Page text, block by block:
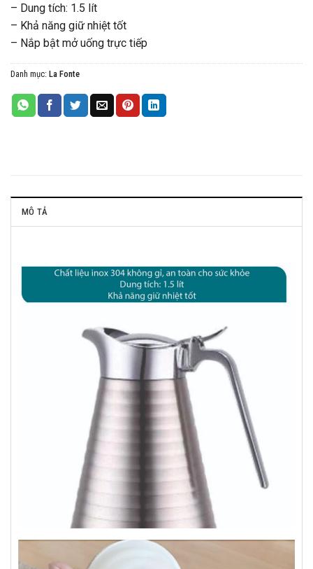
– Dung tích: 1.5 lít
– Khả năng giữ nhiệt tốt
– Nắp bật mở uống trực tiếp
Danh mục: La Fonte
MÔ TẢ